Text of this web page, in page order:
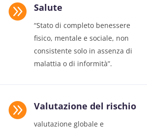
 Salute
“Stato di completo benessere
fisico, mentale e sociale, non
consistente solo in assenza di
malattia o di informità”.
 Valutazione del rischio
valutazione globale e